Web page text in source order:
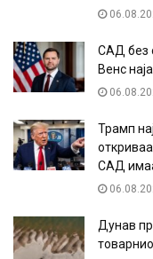
САД без
Венс
Трамп
САД
Дунав